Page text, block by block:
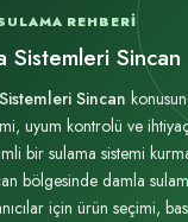
REHBERI
Sistemleri Sincan
Sincan
uyum kontrolü ve
bir sulama sistemi
bölgesinde damla
için ürün seçimi,